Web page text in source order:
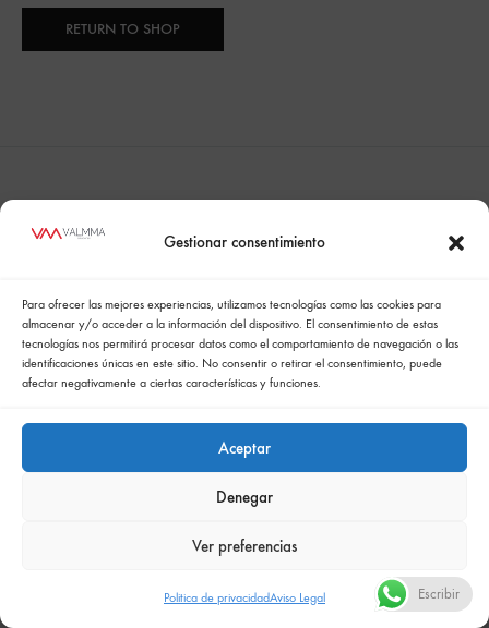
Gestionar consentimiento
Para ofrecer las mejores experiencias, utilizamos tecnologías como las cookies para
almacenar y/o acceder a la información del dispositivo. El consentimiento de estas
tecnologías nos permitirá procesar datos como el comportamiento de navegación o las
identificaciones únicas en este sitio. No consentir o retirar el consentimiento, puede
afectar negativamente a ciertas características y funciones.
Aceptar
Denegar
Ver preferencias
Politica de privacidadAviso Legal
RETURN TO SHOP
Política integrada de gestión
Politica de privacidad
Escribir